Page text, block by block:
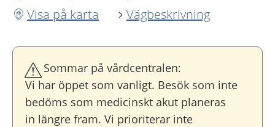
Visa på karta
Vägbeskrivning
Sommar på vårdcentralen:
Vi har öppet som vanligt. Besök som inte
bedöms som medicinskt akut planeras
in längre fram. Vi prioriterar inte